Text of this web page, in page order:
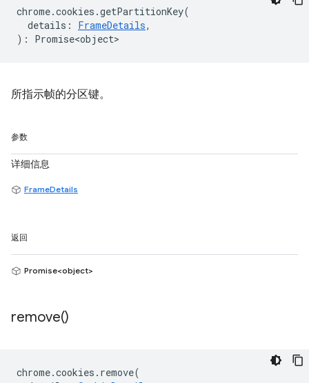
chrome.cookies .getPartitionKey(
details : FrameDetails,
) : Promise<object>
所指示帧的分区键。
参数
详细信息
FrameDetails
返回
Promise<object>
remove()
chrome.cookies . remove(